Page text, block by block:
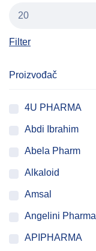
Filter
Proizvođač
4U PHARMA
Abdi Ibrahim
Abela Pharm
Alkaloid
Amsal
Angelini Pharma
APIPHARMA